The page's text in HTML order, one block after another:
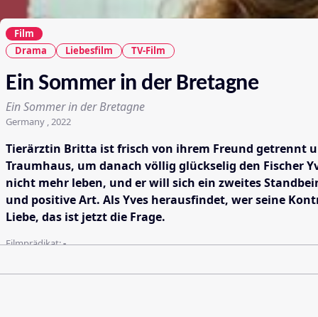
Film
Drama
Liebesfilm TV-Film
Ein Sommer in der Bretagne
Ein Sommer in der Bretagne
Germany , 2022
Tierärztin Britta ist frisch von ihrem Freund getrennt
Traumhaus, um danach völlig glückselig den Fischer
nicht mehr leben, und er will sich ein zweites
und positive Art. Als Yves herausfindet, wer seine
Liebe, das ist jetzt die Frage.
Filmprädikat:-